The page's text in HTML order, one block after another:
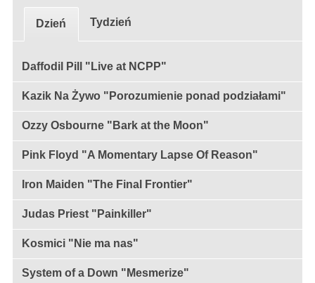
Dzień Tydzień
Daffodil Pill "Live at NCPP"
Kazik Na Żywo "Porozumienie ponad podziałami"
Ozzy Osbourne "Bark at the Moon"
Pink Floyd "A Momentary Lapse Of Reason"
Iron Maiden "The Final Frontier"
Judas Priest "Painkiller"
Kosmici "Nie ma nas"
System of a Down "Mesmerize"